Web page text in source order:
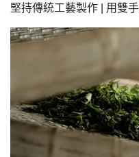
堅持傳統工藝製作 | 用雙